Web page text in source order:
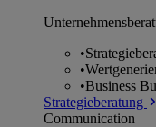
•
•
•Business
Strategieberatung
Communication